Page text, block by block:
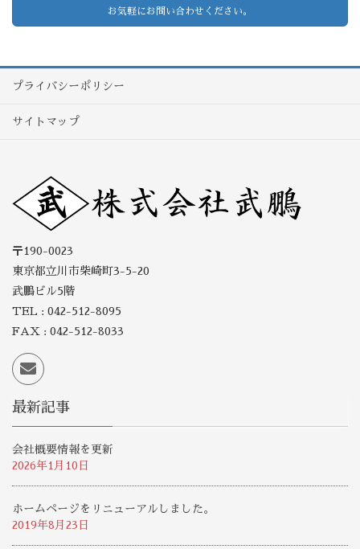
お気軽にお問い合わせください。
プライバシーポリシー
サイトマップ
〒190-0023
東京都立川市柴崎町3-5-20
武鵬ビル5階
TEL : 042-512-8095
FAX : 042-512-8033
最新記事
会社概要情報を更新
2026年1月10日
ホームページをリニューアルしました。
2019年8月23日